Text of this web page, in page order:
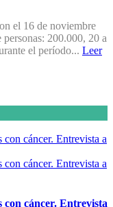
el 16 de noviembre
200.000, 20 a
el período... Leer
cáncer. Entrevista